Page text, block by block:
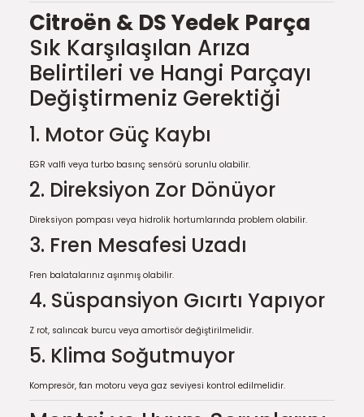
Citroën & DS Yedek Parça
Sık Karşılaşılan Arıza
Belirtileri ve Hangi Parçayı
Değiştirmeniz Gerektiği
1. Motor Güç Kaybı
EGR valfi veya turbo basınç sensörü sorunlu olabilir.
2. Direksiyon Zor Dönüyor
Direksiyon pompası veya hidrolik hortumlarında problem olabilir.
3. Fren Mesafesi Uzadı
Fren balatalarınız aşınmış olabilir.
4. Süspansiyon Gıcırtı Yapıyor
Z rot, salıncak burcu veya amortisör değiştirilmelidir.
5. Klima Soğutmuyor
Kompresör, fan motoru veya gaz seviyesi kontrol edilmelidir.